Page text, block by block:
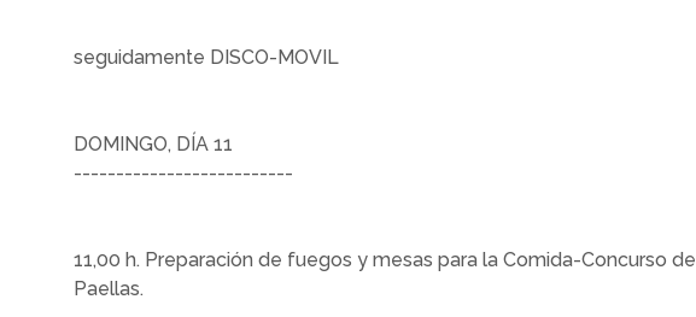
seguidamente DISCO-MOVIL
DOMINGO, DÍA 11
--------------------------
11,00 h. Preparación de fuegos y mesas para la Comida-Concurso de
Paellas.